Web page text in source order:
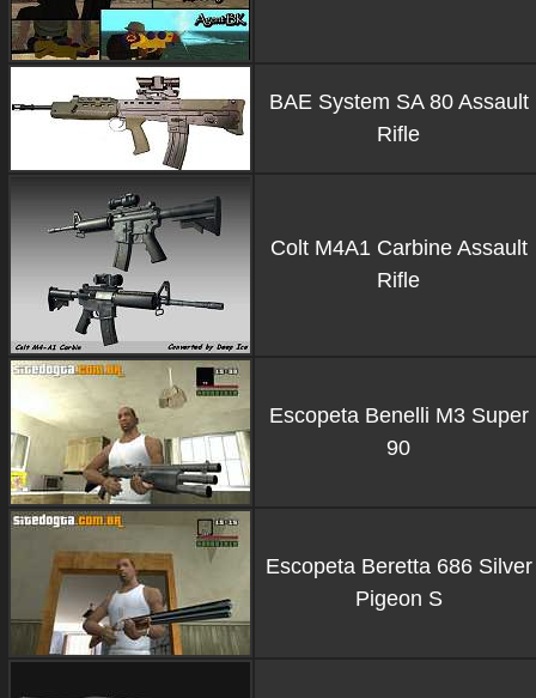
BAE System SA 80 Assault
Rifle
Colt M4A1 Carbine Assault
Rifle
Escopeta Benelli M3 Super
90
Escopeta Beretta 686 Silver
Pigeon S